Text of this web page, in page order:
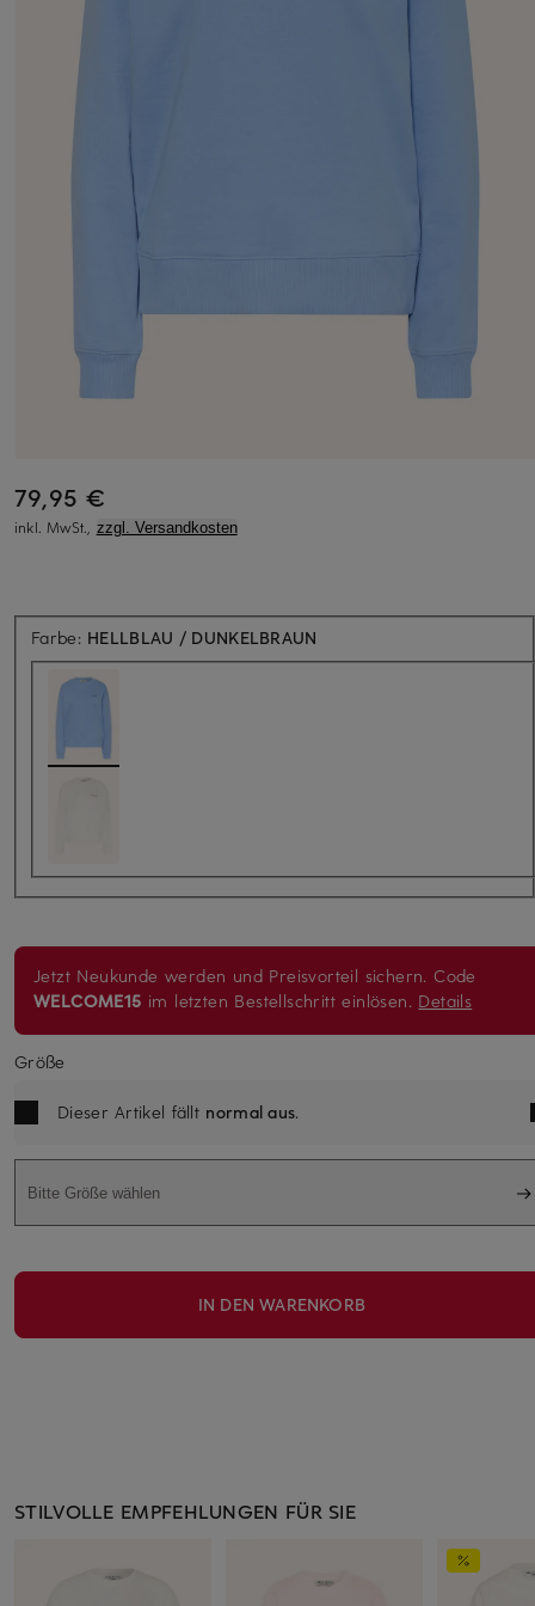
79,95 €
inkl. MwSt., zzgl. Versandkosten
Farbe: HELLBLAU / DUNKELBRAUN
Jetzt Neukunde werden und Preisvorteil sichern. Code
WELCOME15 im letzten Bestellschritt einlösen. Details
Größe
Dieser Artikel fällt normal aus.
Bitte Größe wählen
IN DEN WARENKORB
STILVOLLE EMPFEHLUNGEN FÜR SIE